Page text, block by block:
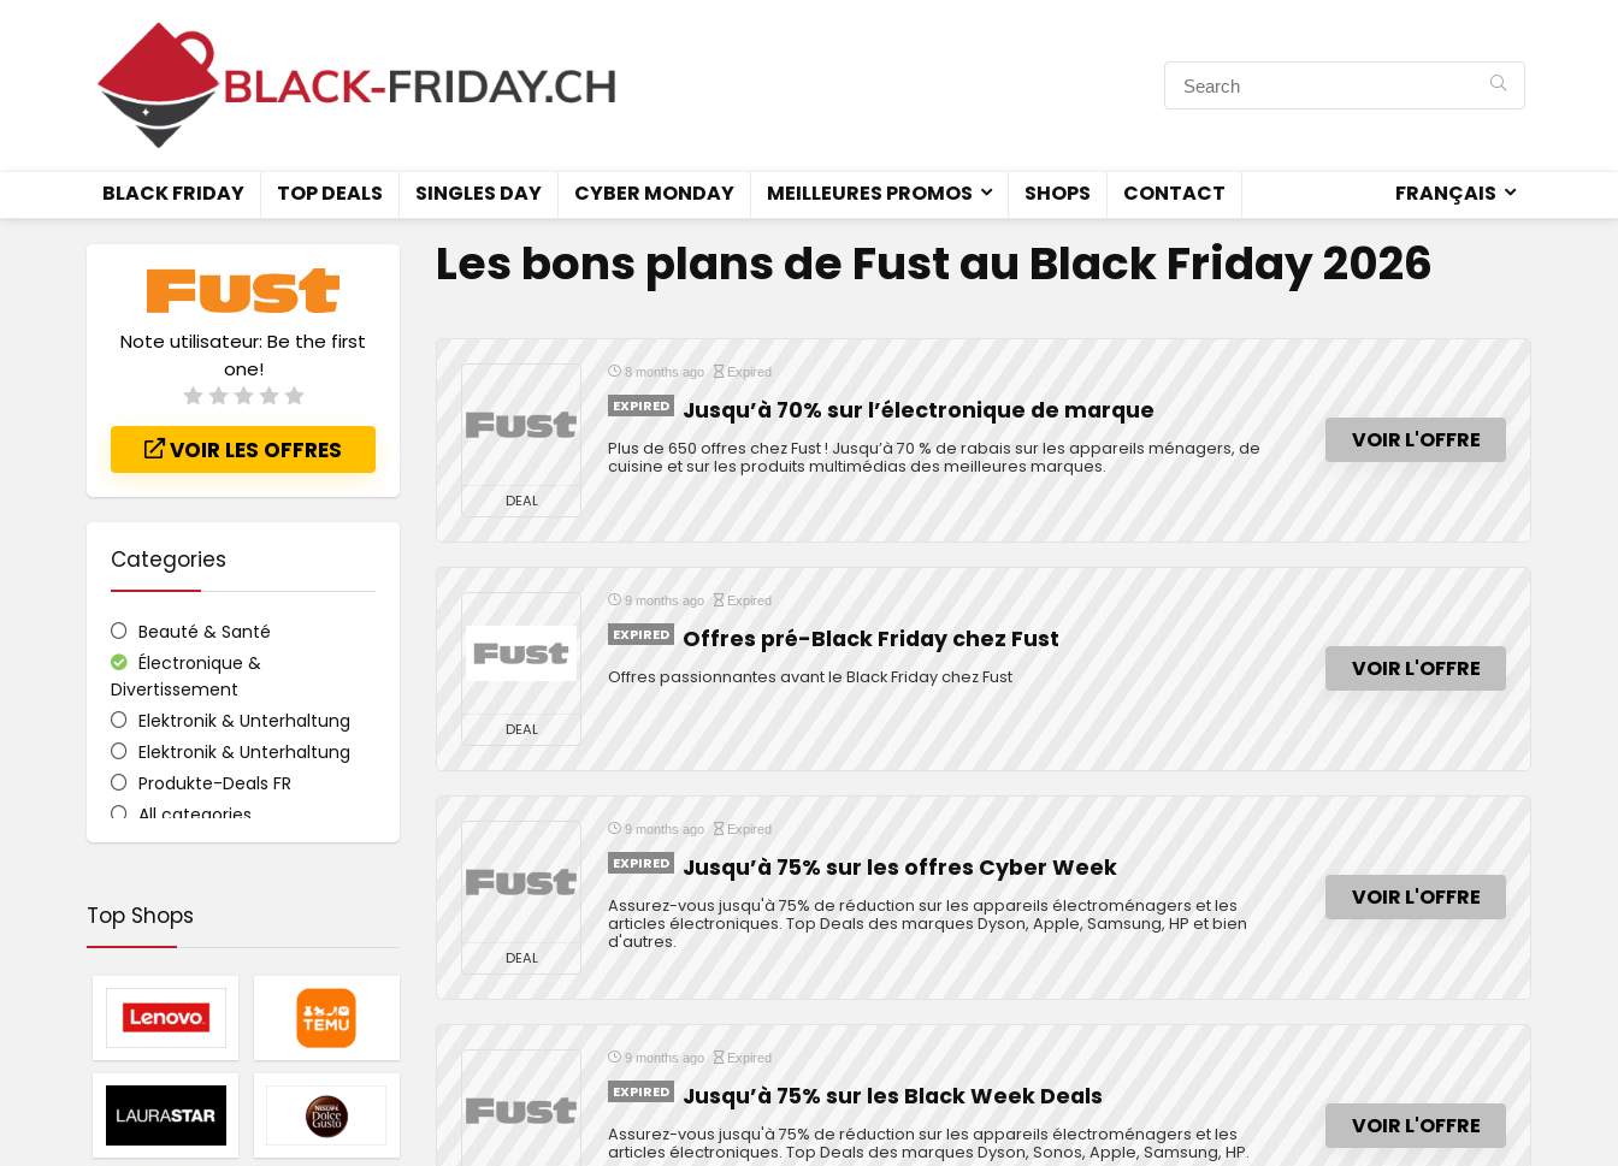
BLACK FRIDAY TOP DEALS SINGLES DAY CYBER MONDAY MEILLEURES PROMOS SHOPS CONTACT FRANÇAIS
Les bons plans de Fust au Black Friday 2026
Note utilisateur: Be the first
one!
VOIR LES OFFRES
Categories
Beauté & Santé
Électronique &
Divertissement
Elektronik & Unterhaltung
Elektronik & Unterhaltung
Produkte-Deals FR
All categories
DEAL
8 months ago Expired
EXPIRED Jusqu’à 70% sur l’électronique de marque
Plus de 650 offres chez Fust ! Jusqu’à 70 % de rabais sur les appareils ménagers, de
cuisine et sur les produits multimédias des meilleures marques.
VOIR L'OFFRE
DEAL
9 months ago Expired
EXPIRED Offres pré-Black Friday chez Fust
Offres passionnantes avant le Black Friday chez Fust VOIR L'OFFRE
DEAL
9 months ago Expired
EXPIRED Jusqu’à 75% sur les offres Cyber Week
Assurez-vous jusqu'à 75% de réduction sur les appareils électroménagers et les
articles électroniques. Top Deals des marques Dyson, Apple, Samsung, HP et bien
d'autres.
VOIR L'OFFRE
9 months ago Expired
EXPIRED Jusqu’à 75% sur les Black Week Deals
Assurez-vous jusqu'à 75% de réduction sur les appareils électroménagers et les
articles électroniques. Top Deals des marques Dyson, Sonos, Apple, Samsung, HP.
VOIR L'OFFRE
Top Shops